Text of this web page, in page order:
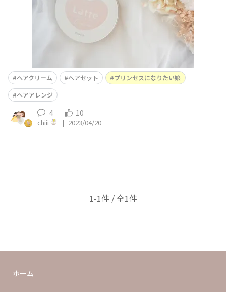
ヘアクリーム ヘアセット
プリンセスになりたい娘
ヘアアレンジ
4 10
chiii | 2023/04/20
1-1件 / 全1件
ホーム